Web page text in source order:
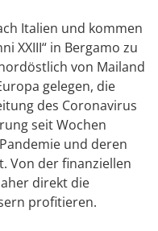
Italien und kommen
XXIII“ in Bergamo zu
von Mailand
gelegen, die
des Coronavirus
seit Wochen
und deren
Von der finanziellen
direkt die
profitieren.